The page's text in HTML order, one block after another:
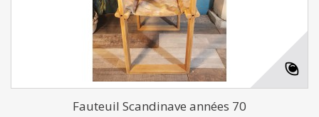
Fauteuil Scandinave années 70